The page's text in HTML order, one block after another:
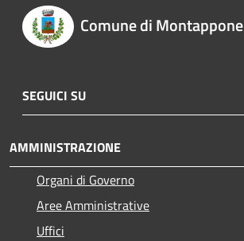
Comune di Montappone
SEGUICI SU
AMMINISTRAZIONE
Organi di Governo
Aree Amministrative
Uffici